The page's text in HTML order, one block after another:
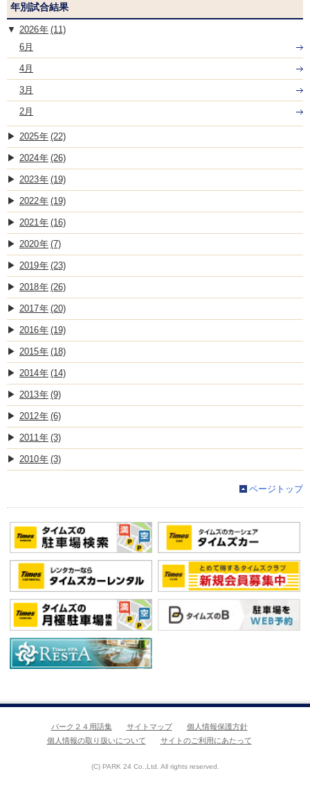
年別試合結果
2026
(11)
6月
4月
3月
2月
2025 (22)
2024 (26)
2023 (19)
2022 (19)
2021 (16)
2020 (7)
2019 (23)
2018 (26)
2017 (20)
2016 (19)
2015 (18)
2014 (14)
2013 (9)
2012 (6)
2011 (3)
2010 (3)
ページトップ
パーク２４用語集 サイトマップ
個人情報保護方針
個人情報の取り扱いについて
サイトのご利用にあたって
(C) PARK 24 Co.,Ltd. All rights reserved.